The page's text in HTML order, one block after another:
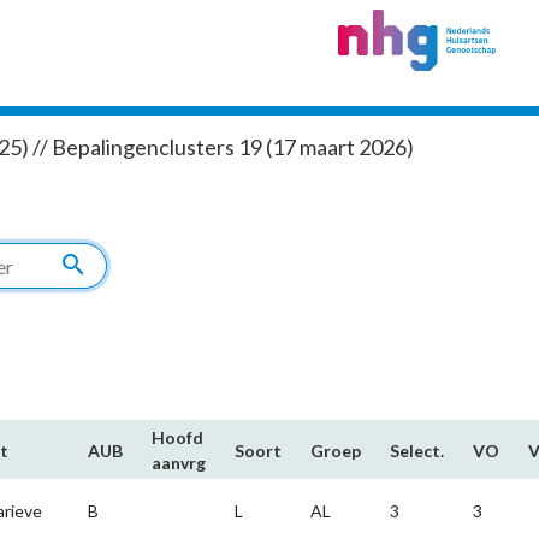
// Bepalingenclusters 19 (17 maart 2026)
search
AUB
Hoofd​
aanvrg
Soort Groep Select. VO
B L AL 3 3